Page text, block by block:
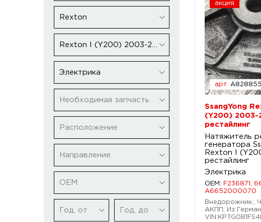
Rexton
Электрика
Необходимая запчасть
Расположение
Направление
ОЕМ
Год, от Год, до
акция
арт. A828855
SsangYong
(Y200) 2003-
рестайлинг
Натяжитель
генератора
Rexton I
рестайлинг
Электрика
OEM:
F236871,
A6652000070
Внедорожник.;
АКПП; Из